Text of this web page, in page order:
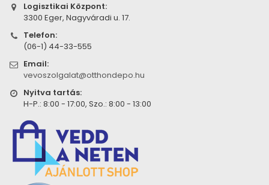
Logisztikai Központ:
3300 Eger, Nagyváradi u. 17.
Telefon:
(06-1) 44-33-555
Email:
vevoszolgalat@otthondepo.hu
Nyitva tartás:
H-P.: 8:00 - 17:00, Szo.: 8:00 - 13:00